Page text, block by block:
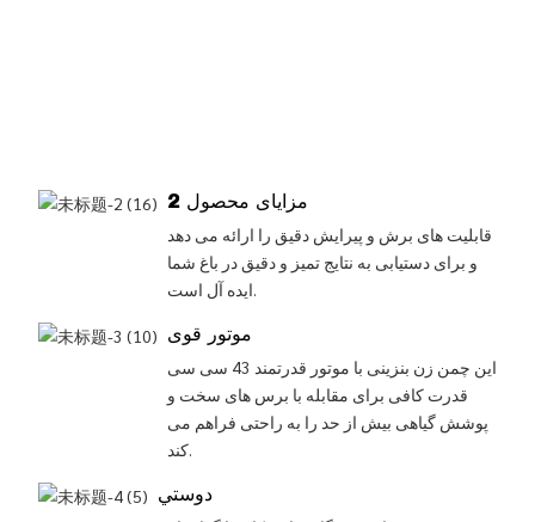
مزایای محصول 2
قابلیت های برش و پیرایش دقیق را ارائه می دهد
و برای دستیابی به نتایج تمیز و دقیق در باغ شما
ایده آل است.
موتور قوی
این چمن زن بنزینی با موتور قدرتمند 43 سی سی
قدرت کافی برای مقابله با برس های سخت و
پوشش گیاهی بیش از حد را به راحتی فراهم می
کند.
دوستي